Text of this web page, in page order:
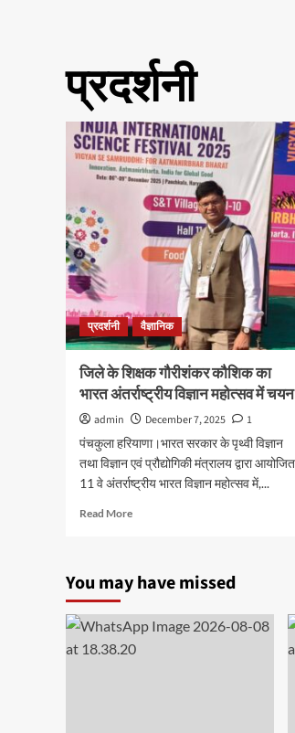
प्रदर्शनी
प्रदर्शनी वैज्ञानिक
जिले के शिक्षक गौरीशंकर कौशिक का
भारत अंतर्राष्ट्रीय विज्ञान महोत्सव में चयन
admin December 7, 2025
1
पंचकुला हरियाणा।भारत सरकार के पृथ्वी विज्ञान
तथा विज्ञान एवं प्रौद्योगिकी मंत्रालय द्वारा आयोजित
11 वे अंतर्राष्ट्रीय भारत विज्ञान महोत्सव में,...
Read MoreRead
के
गौरीशंकर
कौशिक
का
You may have missed